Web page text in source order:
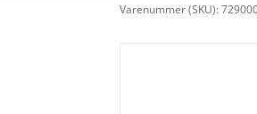
Varenummer (SKU):